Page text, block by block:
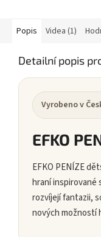
Popis Videa (1)
Detailní popis
Vyrobeno v
EFKO
EFKO PENÍZE
hraní inspirované
rozvíjejí fantazii,
nových možností